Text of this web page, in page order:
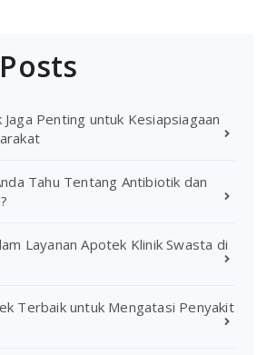
Penting untuk Kesiapsiagaan
Tahu Tentang Antibiotik dan
Layanan Apotek Klinik Swasta di
Terbaik untuk Mengatasi Penyakit